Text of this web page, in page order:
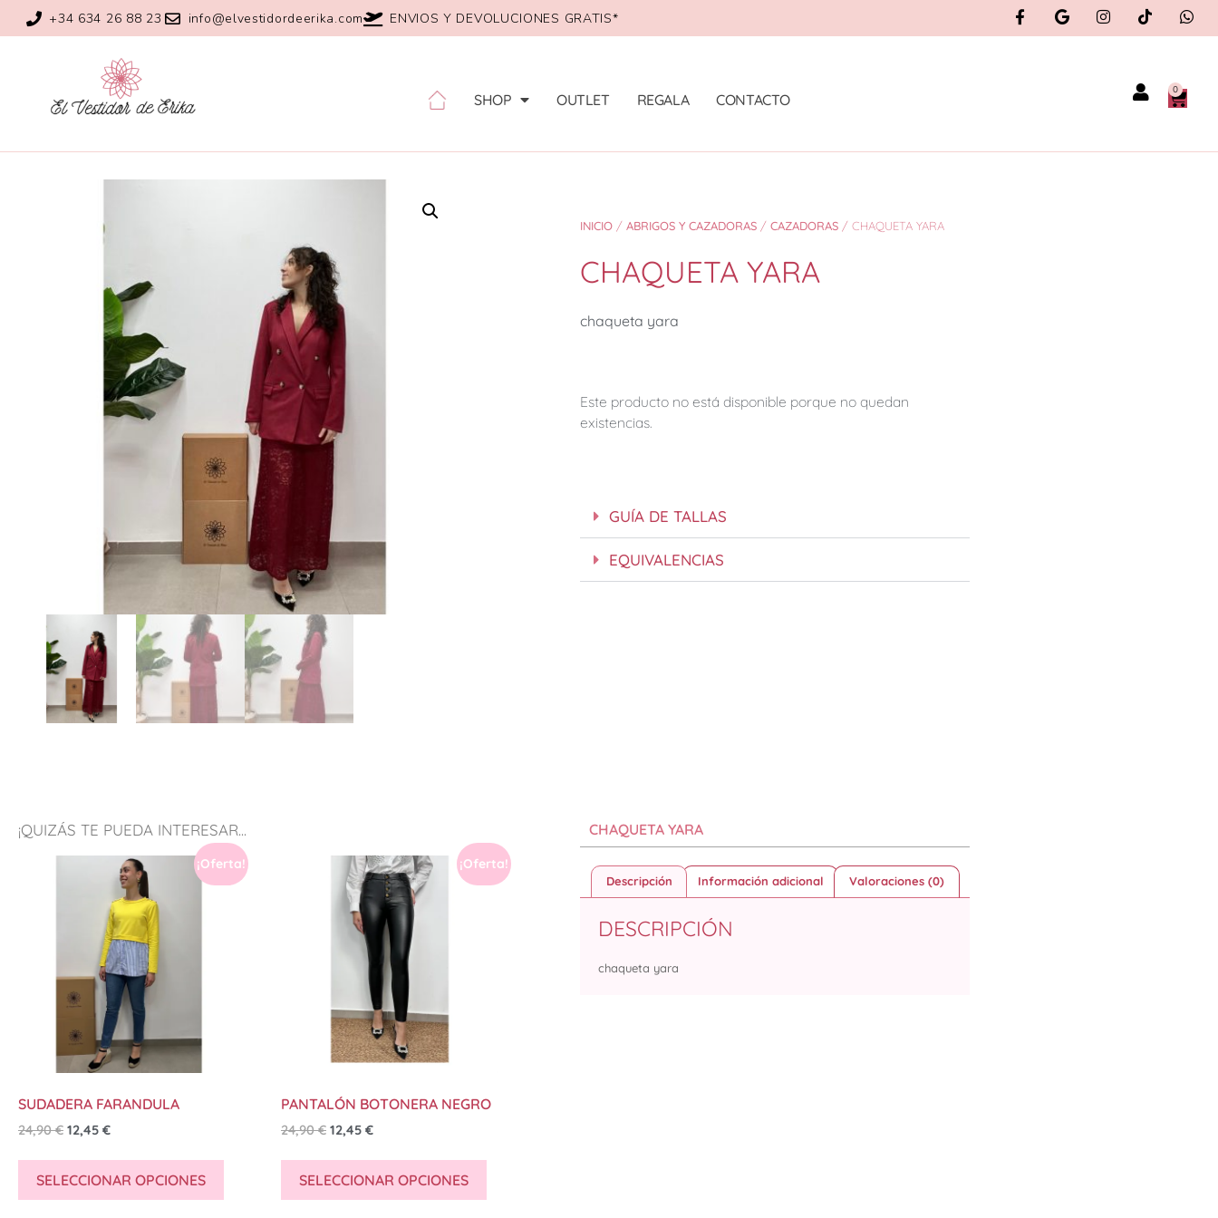
+34 634 26 88 23 info@elvestidordeerika.com ENVIOS Y DEVOLUCIONES GRATIS*
SHOP OUTLET REGALA CONTACTO
0
INICIO / ABRIGOS Y CAZADORAS / CAZADORAS / CHAQUETA YARA
CHAQUETA YARA
chaqueta yara
Este producto no está disponible porque no quedan
existencias.
GUÍA DE TALLAS
EQUIVALENCIAS
¡QUIZÁS TE PUEDA INTERESAR...
¡Oferta!
SUDADERA FARANDULA
24,90€ 12,45 €
SELECCIONAR OPCIONES
¡Oferta!
PANTALÓN BOTONERA NEGRO
24,90€ 12,45 €
SELECCIONAR OPCIONES
CHAQUETA YARA
Descripción Información adicional Valoraciones (0)
DESCRIPCIÓN
chaqueta yara